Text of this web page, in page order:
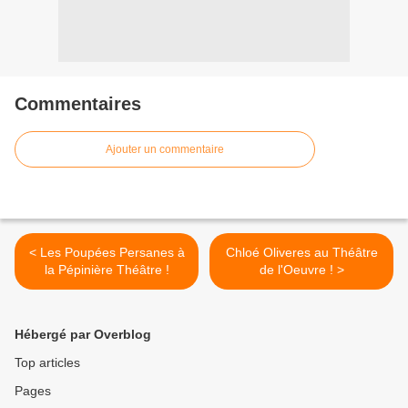
Commentaires
Ajouter un commentaire
< Les Poupées Persanes à
la Pépinière Théâtre !
Chloé Oliveres au Théâtre
de l'Oeuvre ! >
Hébergé par Overblog
Top articles
Pages